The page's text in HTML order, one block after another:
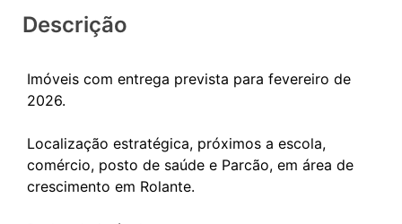
Descrição
Imóveis com entrega prevista para fevereiro de
2026.
Localização estratégica, próximos a escola,
comércio, posto de saúde e Parcão, em área de
crescimento em Rolante.